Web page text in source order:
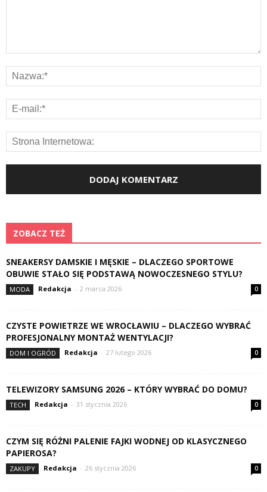
ZOBACZ TEŻ
SNEAKERSY DAMSKIE I MĘSKIE – DLACZEGO SPORTOWE
OBUWIE STAŁO SIĘ PODSTAWĄ NOWOCZESNEGO STYLU?
MODA Redakcja - 2 marca 2026 0
CZYSTE POWIETRZE WE WROCŁAWIU – DLACZEGO WYBRAĆ
PROFESJONALNY MONTAŻ WENTYLACJI?
DOM I OGRÓD Redakcja - 27 lutego 2026 0
TELEWIZORY SAMSUNG 2026 – KTÓRY WYBRAĆ DO DOMU?
TECH Redakcja - 31 stycznia 2026 0
CZYM SIĘ RÓŻNI PALENIE FAJKI WODNEJ OD KLASYCZNEGO
PAPIEROSA?
ZAKUPY Redakcja - 26 stycznia 2026 0